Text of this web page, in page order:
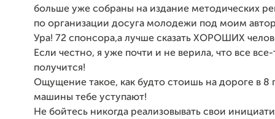
больше уже собраны на издание методических
по организации досуга молодежи под моим
Ура! 72 спонсора,а лучше сказать ХОРОШИХ
Если честно, я уже почти и не верила, что все все-
получится!
Ощущение такое, как будто стоишь на дороге в 8
машины тебе уступают!
Не бойтесь никогда реализовывать свои